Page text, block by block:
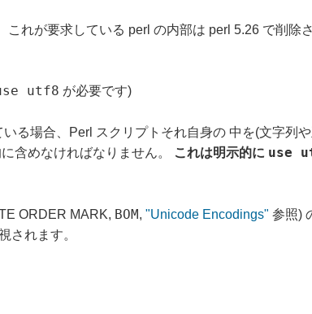
これが要求している perl の内部は perl 5.26 で削除
utf8 が必要です)
る場合、Perl スクリプトそれ自身の 中を(文字列
含めなければなりません。 これは明示的に use
ORDER MARK, BOM,"Unicode Encodings" 参照)
されます。